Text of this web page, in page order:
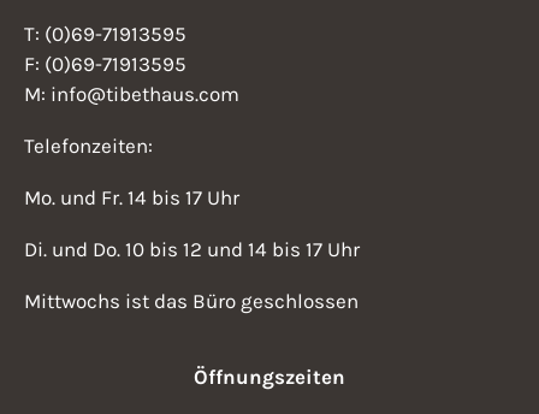
T: (0)69-71913595
F: (0)69-71913595
M: info@tibethaus.com
Telefonzeiten:
Mo. und Fr. 14 bis 17 Uhr
Di. und Do. 10 bis 12 und 14 bis 17 Uhr
Mittwochs ist das Büro geschlossen
Öffnungszeiten